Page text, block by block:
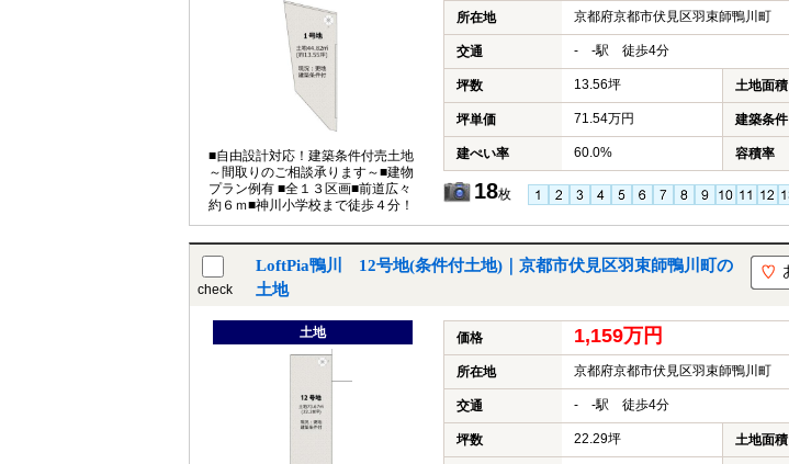
■自由設計対応！建築条件付売土地
～間取りのご相談承ります～■建物
プラン例有 ■全１３区画■前道広々
約６ｍ■神川小学校まで徒歩４分！
所在地 京都府京都市伏見区羽束師鴨川町
交通 - -駅 徒歩4分
坪数 13.56坪 土地面積
坪単価 71.54万円 建築条件
建ぺい率 60.0% 容積率
18枚
check
LoftPia鴨川 12号地(条件付土地)｜京都市伏見区羽束師鴨川町の
土地
土地 価格 1,159万円
所在地 京都府京都市伏見区羽束師鴨川町
交通 - -駅 徒歩4分
坪数 22.29坪 土地面積